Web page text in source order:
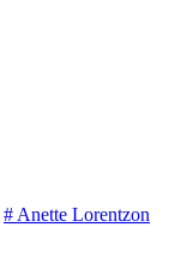
# Anette Lorentzon